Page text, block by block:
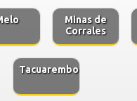
Minas de
Corrales
Tacuarembo